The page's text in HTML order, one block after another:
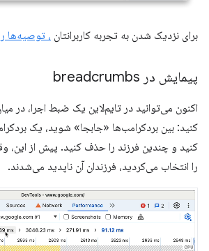
برای نزدیک شدن به تجربه کاربرانتان ، توصیه‌ها
پیمایش در breadcrumbs
اکنون می‌توانید در تایم‌لاین یک ضبط اجرا، در
کنید: بین بردکرامب‌ها «جابجا» شوید، یک
کنید و چندین فرزند را حذف کنید. پیش از این،
را انتخاب می‌کردید، فرزندان آن ناپدید می‌شدند.